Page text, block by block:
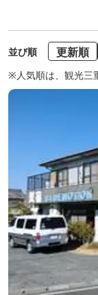
並び順 更新順
※人気順は、観光三